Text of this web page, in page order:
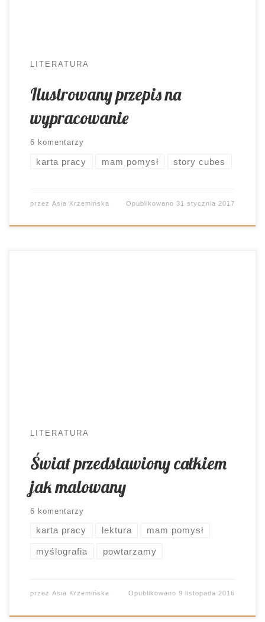
LITERATURA
Ilustrowany przepis na
wypracowanie
6 komentarzy
karta pracy mam pomysł story cubes
przez Asia Krzemińska Opublikowano31 stycznia 2017
LITERATURA
Świat przedstawiony całkiem
jak malowany
6 komentarzy
karta pracy lektura mam pomysł
myślografia powtarzamy
przez Asia Krzemińska Opublikowano9 listopada 2016